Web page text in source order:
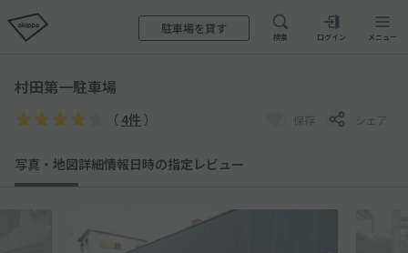
駐車場を貸す
検索 ログイン メニュー
村田第一駐車場
（ 4件 ） 保存 シェア
写真・地図詳細情報日時の指定 レビュー